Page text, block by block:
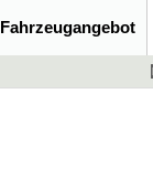
Fahrzeugangebot